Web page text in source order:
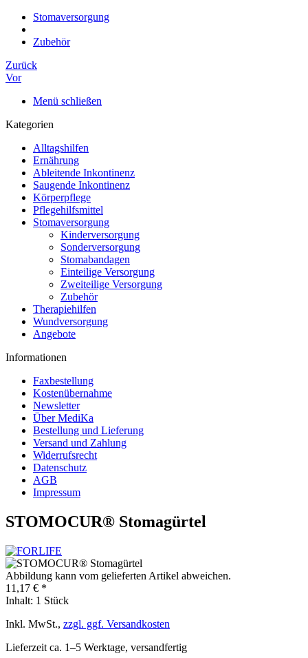
Stomaversorgung
Zubehör
Zurück
Vor
Menü schließen
Kategorien
Alltagshilfen
Ernährung
Ableitende Inkontinenz
Saugende Inkontinenz
Körperpflege
Pflegehilfsmittel
Stomaversorgung
Kinderversorgung
Sonderversorgung
Stomabandagen
Einteilige Versorgung
Zweiteilige Versorgung
Zubehör
Therapiehilfen
Wundversorgung
Angebote
Informationen
Faxbestellung
Kostenübernahme
Newsletter
Über MediKa
Bestellung und Lieferung
Versand und Zahlung
Widerrufsrecht
Datenschutz
AGB
Impressum
STOMOCUR® Stomagürtel
Abbildung kann vom gelieferten Artikel abweichen.
11,17 € *
Inhalt: 1 Stück
Inkl. MwSt., zzgl. ggf. Versandkosten
Lieferzeit ca. 1–5 Werktage, versandfertig